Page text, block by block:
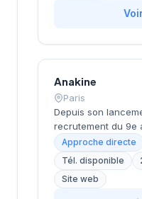
approche
une excellente
prestations de
Anakine
Paris
Depuis son
recrutement du 9e
accompagne les
recherches de
centrée sur les
Basée rue de
Approche directe
Tél. disponible
Site web